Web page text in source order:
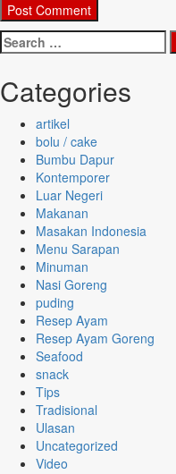
Search
for:
Categories
artikel
bolu / cake
Bumbu Dapur
Kontemporer
Luar Negeri
Makanan
Masakan Indonesia
Menu Sarapan
Minuman
Nasi Goreng
puding
Resep Ayam
Resep Ayam Goreng
Seafood
snack
Tips
Tradisional
Ulasan
Uncategorized
Video